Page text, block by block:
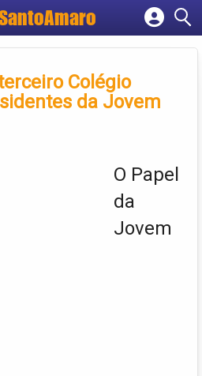
Cadastrar empresa
Criar conta Colégio
da Jovem
O Papel
da
Jovem